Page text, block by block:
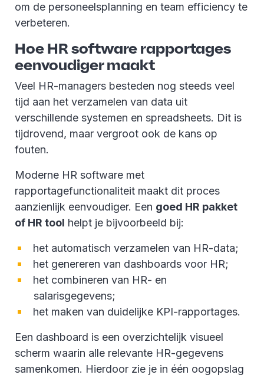
om de personeelsplanning en team efficiency te
verbeteren.
Hoe HR software rapportages
eenvoudiger maakt
Veel HR-managers besteden nog steeds veel
tijd aan het verzamelen van data uit
verschillende systemen en spreadsheets. Dit is
tijdrovend, maar vergroot ook de kans op
fouten.
Moderne HR software met
rapportagefunctionaliteit maakt dit proces
aanzienlijk eenvoudiger. Een goed HR pakket
of HR tool helpt je bijvoorbeeld bij:
het automatisch verzamelen van HR-data;
het genereren van dashboards voor HR;
het combineren van HR- en
salarisgegevens;
het maken van duidelijke KPI-rapportages.
Een dashboard is een overzichtelijk visueel
scherm waarin alle relevante HR-gegevens
samenkomen. Hierdoor zie je in één oogopslag